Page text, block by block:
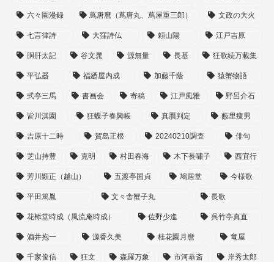
六々園漫録 蔦唐麿（蔦唐丸、蔦屋重三郎） 文政の大火
七言律詩 大窪詩仏 頼山陽 江戸吉原
胴肝太記 谷文晁 源無量 長基 狂歌続万載集
平弘器 福廼屋内成 加藤千蔭 猿蟹物語
式亭三馬 書画会 寄稿 江戸風雅 野呂介石
皆川淇園 狂蝶子春興帳 真贋判定 藪里痩男
吉原十二時 賀島正根 20240210調査 俳句
芝山持豊 克明 村田春海 木下長嘯子 西宜行
芳川顕正（越山） 五渡亭国貞 鳩居堂 今様歌
平田篤胤 文々舎蟹子丸 長歌
花㮇堂時成（風流庵時成） 佐野少進 呉竹亭真直
酒井抱一 源香久美 桂花園月麿 竜屋
千家俊信 狂文 森羅万象 市河恭斎 岸秀太郎